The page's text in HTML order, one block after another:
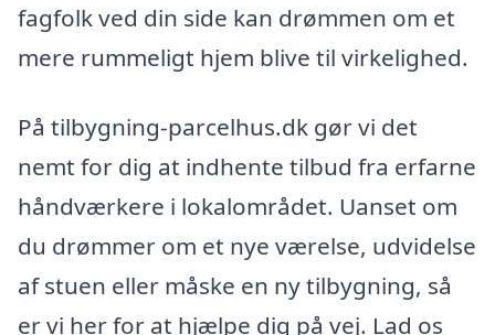
fagfolk ved din side kan drømmen om et
mere rummeligt hjem blive til virkelighed.
På tilbygning-parcelhus.dk gør vi det
nemt for dig at indhente tilbud fra erfarne
håndværkere i lokalområdet. Uanset om
du drømmer om et nye værelse, udvidelse
af stuen eller måske en ny tilbygning, så
er vi her for at hjælpe dig på vej. Lad os